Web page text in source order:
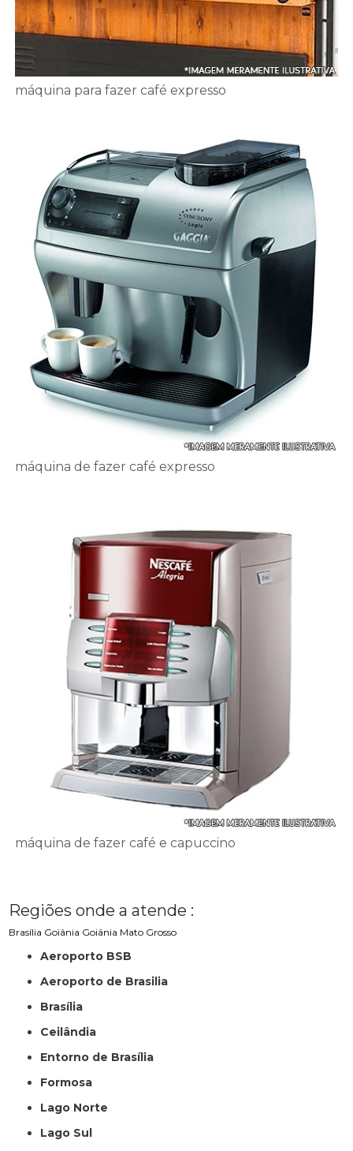
máquina para fazer café expresso
máquina de fazer café expresso
máquina de fazer café e capuccino
Regiões onde a atende :
Brasília Goiânia Goiânia Mato Grosso
Aeroporto BSB
Aeroporto de Brasilia
Brasília
Ceilândia
Entorno de Brasília
Formosa
Lago Norte
Lago Sul